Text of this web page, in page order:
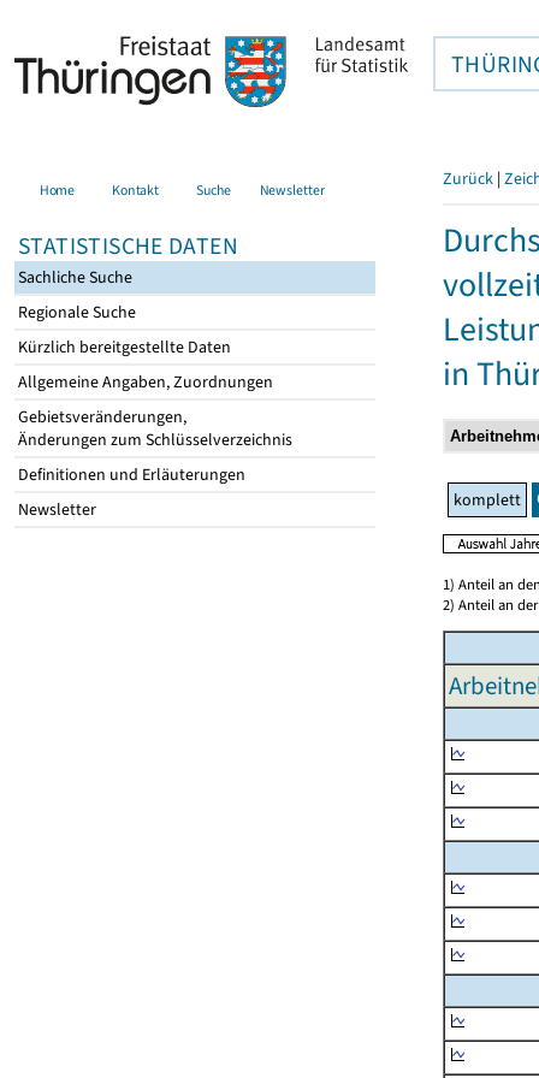
Home Kontakt Suche Newsletter
STATISTISCHE DATEN
Sachliche Suche
Regionale Suche
Kürzlich bereitgestellte Daten
Allgemeine Angaben, Zuordnungen
Gebietsveränderungen,
Änderungen zum Schlüsselverzeichnis
Definitionen und Erläuterungen
Newsletter
Zurück |
in
komplett
1) Anteil an
2) Anteil an